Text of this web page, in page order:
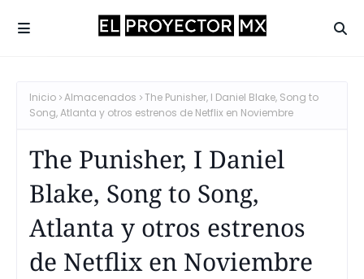
Inicio Almacenados
The Punisher, I Daniel Blake, Song to
Song, Atlanta y otros estrenos de Netflix en Noviembre
The Punisher, I Daniel
Blake, Song to Song,
Atlanta y otros estrenos
de Netflix en Noviembre